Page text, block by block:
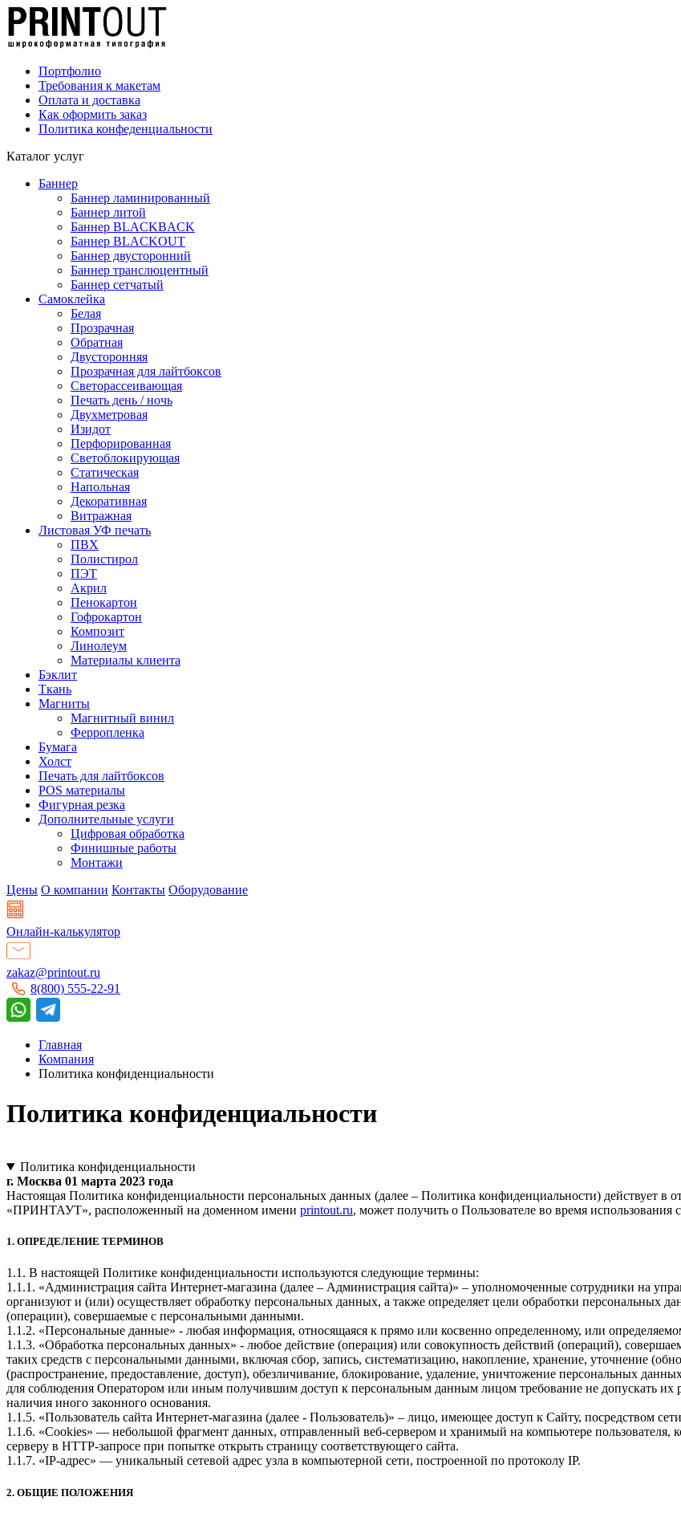
Портфолио
Требования к макетам
Оплата и доставка
Как оформить заказ
Политика конфеденциальности
Каталог услуг
Баннер
Баннер ламинированный
Баннер литой
Баннер BLACKBACK
Баннер BLACKOUT
Баннер двусторонний
Баннер транслюцентный
Баннер сетчатый
Самоклейка
Белая
Прозрачная
Обратная
Двусторонняя
Прозрачная для лайтбоксов
Светорассеивающая
Печать день / ночь
Двухметровая
Изидот
Перфорированная
Светоблокирующая
Статическая
Напольная
Декоративная
Витражная
Листовая УФ печать
ПВХ
Полистирол
ПЭТ
Акрил
Пенокартон
Гофрокартон
Композит
Линолеум
Материалы клиента
Бэклит
Ткань
Магниты
Магнитный винил
Ферропленка
Бумага
Холст
Печать для лайтбоксов
POS материалы
Фигурная резка
Дополнительные услуги
Цифровая обработка
Финишные работы
Монтажи
Цены О компании Контакты Оборудование
Онлайн-калькулятор
zakaz@printout.ru
8(800) 555-22-91
Главная
Компания
Политика конфиденциальности
Политика конфиденциальности
Политика конфиденциальности
г. Москва 01 марта 2023 года
Настоящая Политика конфиденциальности персональных данных (далее – Политика конфиденциальности) действует
«ПРИНТАУТ», расположенный на доменном имени printout.ru, может получить о Пользователе во время
1. ОПРЕДЕЛЕНИЕ ТЕРМИНОВ
1.1. В настоящей Политике конфиденциальности используются следующие термины:
1.1.1. «Администрация сайта Интернет-магазина (далее – Администрация сайта)» – уполномоченные сотрудники на
организуют и (или) осуществляет обработку персональных данных, а также определяет цели обработки персональных
(операции), совершаемые с персональными данными.
1.1.2. «Персональные данные» - любая информация, относящаяся к прямо или косвенно определенному, или
1.1.3. «Обработка персональных данных» - любое действие (операция) или совокупность действий (операций),
таких средств с персональными данными, включая сбор, запись, систематизацию, накопление, хранение, уточнение
(распространение, предоставление, доступ), обезличивание, блокирование, удаление, уничтожение персональных
для соблюдения Оператором или иным получившим доступ к персональным данным лицом требование не допускать их
наличия иного законного основания.
1.1.5. «Пользователь сайта Интернет-магазина (далее ‑ Пользователь)» – лицо, имеющее доступ к Сайту, посредством
1.1.6. «Cookies» — небольшой фрагмент данных, отправленный веб-сервером и хранимый на компьютере пользователя,
серверу в HTTP-запросе при попытке открыть страницу соответствующего сайта.
1.1.7. «IP-адрес» — уникальный сетевой адрес узла в компьютерной сети, построенной по протоколу IP.
2. ОБЩИЕ ПОЛОЖЕНИЯ